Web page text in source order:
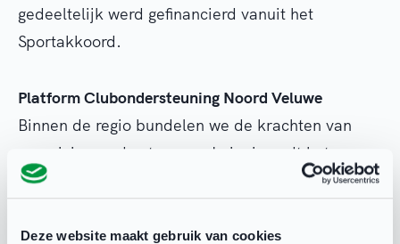
Deze website maakt gebruik van cookies
gedeeltelijk werd gefinancierd vanuit het
Sportakkoord.
Platform Clubondersteuning Noord Veluwe
Binnen de regio bundelen we de krachten van
verenigingsondersteuners. In juni wordt het
Platform Clubondersteuning Noord Veluwe
van Putten tot Hattem komen vier keer per jaar